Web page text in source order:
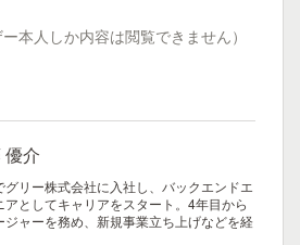
本人しか内容は閲覧できません）
優介
グリー株式会社に入社し、バックエンドエ
アとしてキャリアをスタート。4年目から
ジャーを務め、新規事業立ち上げなどを経